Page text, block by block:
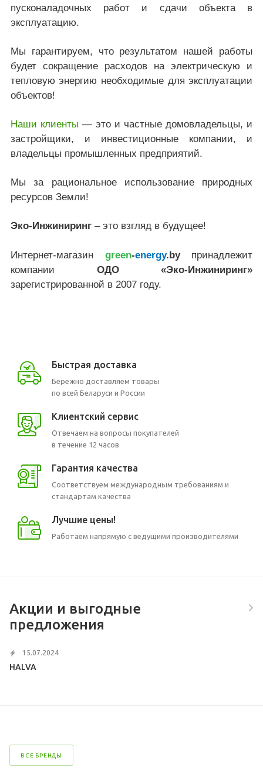
пусконаладочных работ и сдачи объекта в
эксплуатацию.
Мы гарантируем, что результатом нашей работы
будет сокращение расходов на электрическую и
тепловую энергию необходимые для эксплуатации
объектов!
Наши клиенты — это и частные домовладельцы, и
застройщики, и инвестиционные компании, и
владельцы промышленных предприятий.
Мы за рациональное использование природных
ресурсов Земли!
Эко-Инжиниринг– это взгляд в будущее!
Интернет-магазин green-energy.byпринадлежит
компании ОДО «Эко-Инжиниринг»
зарегистрированной в 2007 году.
Быстрая доставка
Бережно доставляем товары
по всей Беларуси и России
Клиентский сервис
Отвечаем на вопросы покупателей
в течение 12 часов
Гарантия качества
Соответствуем международным требованиям и
стандартам качества
Лучшие цены!
Работаем напрямую с ведущими производителями
Акции и выгодные
предложения
15.07.2024
HALVA
ВСЕ БРЕНДЫ